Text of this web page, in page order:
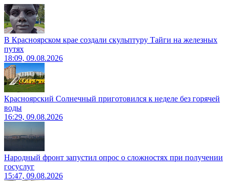
В Красноярском крае создали скульптуру Тайги на железных
путях
18:09, 09.08.2026
Красноярский Солнечный приготовился к неделе без горячей
воды
16:29, 09.08.2026
Народный фронт запустил опрос о сложностях при получении
госуслуг
15:47, 09.08.2026